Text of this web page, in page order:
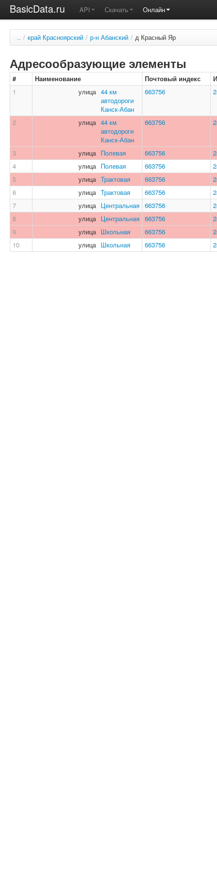
BasicData.ru API Скачать Онлайн
.. / край Красноярский / р-н Абанский / д Красный Яр
Адресообразующие элементы
# Наименование Почтовый индекс
1
улица 44 км
автодороги
Канск-Абан
663756
2 улица 44 км
автодороги
Канск-Абан
663756
3 улица Полевая 663756
4
улица Полевая 663756
5
улица Трактовая 663756
6
улица Трактовая 663756
7
улица Центральная 663756
8
улица Центральная 663756
9
улица Школьная 663756
10
улица Школьная 663756